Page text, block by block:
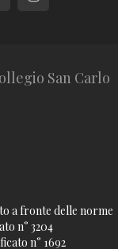
San Carlo
a fronte delle norme
n° 3204
n° 1692